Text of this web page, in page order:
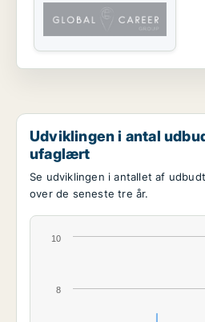
Udviklingen i antal
ufaglært
Se udviklingen i antallet af
over de seneste tre år.
8
10